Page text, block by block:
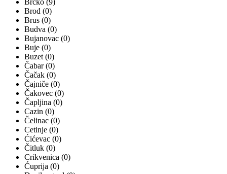
Brčko (9)
Brod (0)
Brus (0)
Budva (0)
Bujanovac (0)
Buje (0)
Buzet (0)
Čabar (0)
Čačak (0)
Čajniče (0)
Čakovec (0)
Čapljina (0)
Cazin (0)
Čelinac (0)
Cetinje (0)
Ćićevac (0)
Čitluk (0)
Crikvenica (0)
Ćuprija (0)